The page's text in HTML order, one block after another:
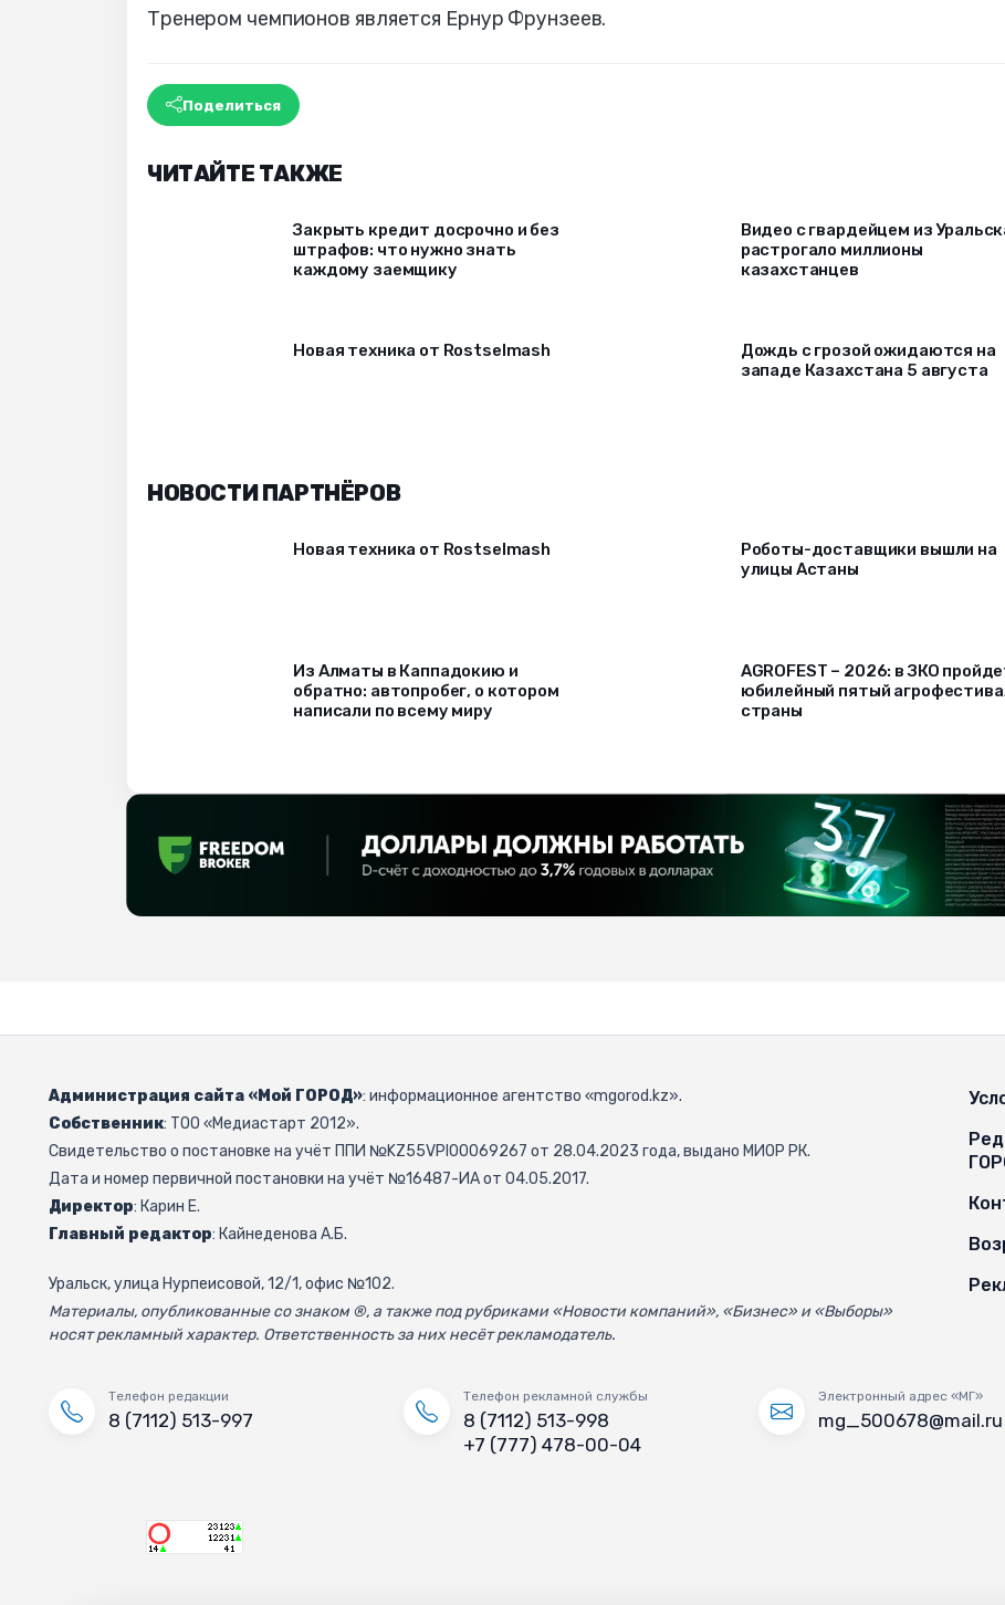
Тренером чемпионов является Ернур Фрунзеев.
Поделиться
ЧИТАЙТЕ ТАКЖЕ
Закрыть кредит досрочно и без
штрафов: что нужно знать
каждому заемщику
Видео с гвардейцем из
растрогало миллионы
казахстанцев
Новая техника от Rostselmash
Дождь с грозой ожидаются на
западе Казахстана 5 августа
НОВОСТИ ПАРТНЁРОВ
Новая техника от Rostselmash
Роботы-доставщики вышли на
улицы Астаны
Из Алматы в Каппадокию и
обратно: автопробег, о котором
написали по всему миру
AGROFEST – 2026: в ЗКО
юбилейный пятый
страны
Администрация сайта «Мой ГОРОД»: информационное агентство «mgorod.kz».
Собственник: ТОО «Медиастарт 2012».
Свидетельство о постановке на учёт ППИ №KZ55VPI00069267 от 28.04.2023 года, выдано МИОР РК.
Дата и номер первичной постановки на учёт №16487-ИА от 04.05.2017.
Директор: Карин Е.
Главный редактор: Кайнеденова А.Б.
Уральск, улица Нурпеисовой, 12/1, офис №102.
Материалы, опубликованные со знаком ®, а также под рубриками «Новости компаний», «Бизнес» и «Выборы»
носят рекламный характер. Ответственность за них несёт рекламодатель.
Телефон редакции
8 (7112) 513-997
Телефон рекламной службы
8 (7112) 513-998
+7 (777) 478-00-04
Электронный адрес «МГ»
mg_500678@mail.ru